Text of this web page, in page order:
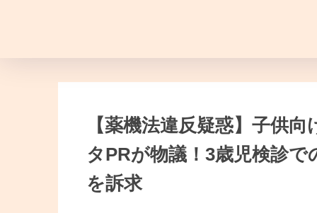
【薬機法違反疑惑】子供
タPRが物議！3歳児検診
を訴求